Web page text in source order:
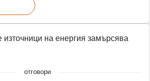
източници на енергия замърсява
отговори